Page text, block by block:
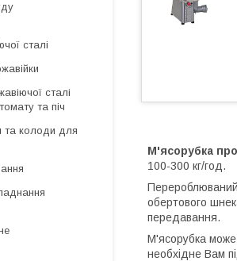
М'ясорубка
100-300 кг/год.
Перероблюваний
обертового
передавання.
М'ясорубка
необхідне Вам
сталі
сталі
та піч
колоди для